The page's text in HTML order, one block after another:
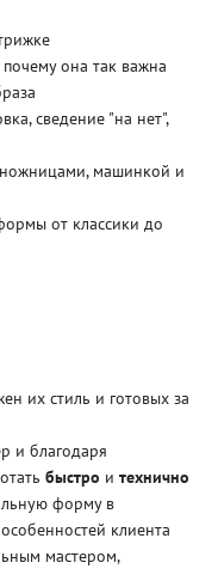
почему она так важна
сведение "на нет",
ножницами, машинкой и
от классики до
их стиль и готовых за
и благодаря
быстро и технично
форму в
клиента
мастером,